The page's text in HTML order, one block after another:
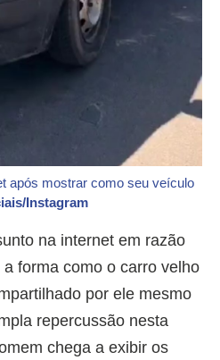
após mostrar como seu veículo
Instagram
na internet em razão
forma como o carro velho
por ele mesmo
repercussão nesta
chega a exibir os